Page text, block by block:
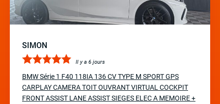
SIMON
Il y a 6 jours
BMW Série 1 F40 118IA 136 CV TYPE M SPORT GPS
CARPLAY CAMERA TOIT OUVRANT VIRTUAL COCKPIT
FRONT ASSIST LANE ASSIST SIEGES ELEC A MEMOIRE +